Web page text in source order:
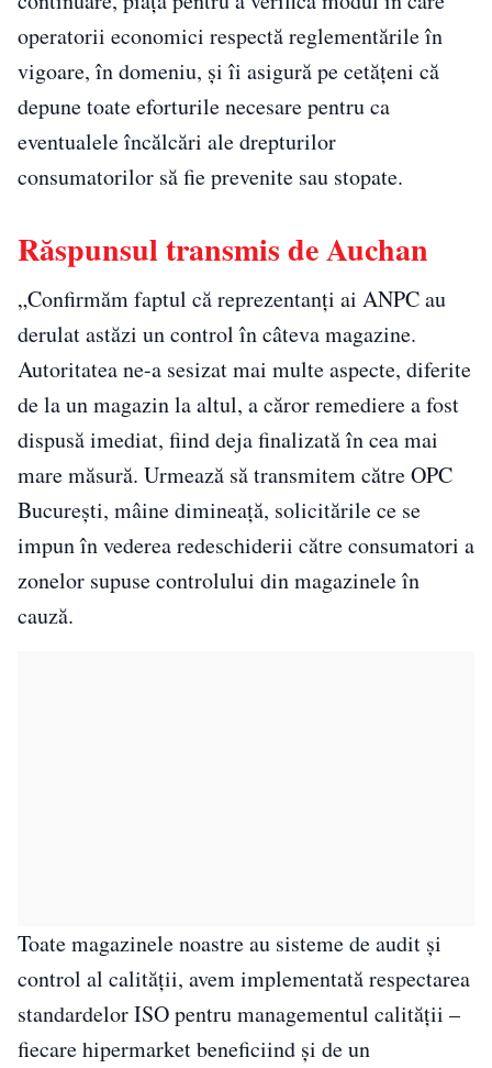
operatorii economici respectă reglementările în
vigoare, în domeniu, și îi asigură pe cetățeni că
depune toate eforturile necesare pentru ca
eventualele încălcări ale drepturilor
consumatorilor să fie prevenite sau stopate.
Răspunsul transmis de Auchan
„Confirmăm faptul că reprezentanți ai ANPC au
derulat astăzi un control în câteva magazine.
Autoritatea ne-a sesizat mai multe aspecte, diferite
de la un magazin la altul, a căror remediere a fost
dispusă imediat, fiind deja finalizată în cea mai
mare măsură. Urmează să transmitem către OPC
București, mâine dimineață, solicitările ce se
impun în vederea redeschiderii către consumatori a
zonelor supuse controlului din magazinele în
cauză.
Toate magazinele noastre au sisteme de audit și
control al calității, avem implementată respectarea
standardelor ISO pentru managementul calității –
fiecare hipermarket beneficiind și de un